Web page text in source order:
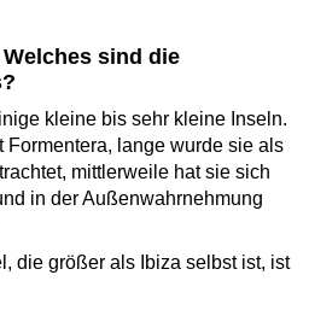
sind die
kleine bis sehr kleine Inseln.
Formentera, lange wurde sie als
mittlerweile hat sie sich
in der Außenwahrnehmung
die größer als Ibiza selbst ist, ist